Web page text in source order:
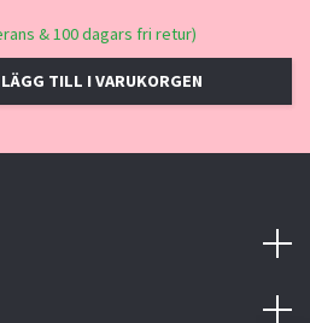
& 100 dagars fri retur)
LÄGG TILL I VARUKORGEN